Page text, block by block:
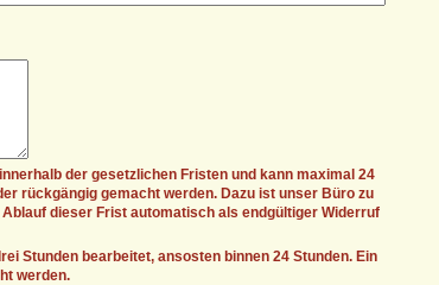
der gesetzlichen Fristen und kann maximal 24
rückgängig gemacht werden. Dazu ist unser Büro zu
dieser Frist automatisch als endgültiger Widerruf
Stunden bearbeitet, ansosten binnen 24 Stunden. Ein
werden.